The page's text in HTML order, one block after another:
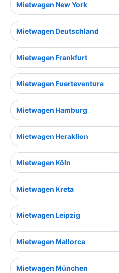
Mietwagen New York
Mietwagen Deutschland
Mietwagen Frankfurt
Mietwagen Fuerteventura
Mietwagen Hamburg
Mietwagen Heraklion
Mietwagen Köln
Mietwagen Kreta
Mietwagen Leipzig
Mietwagen Mallorca
Mietwagen München